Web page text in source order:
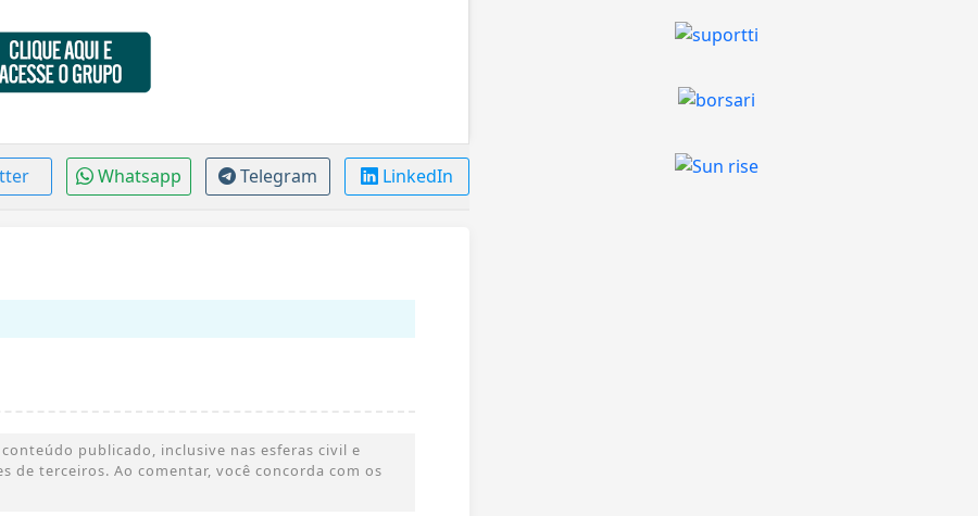
Whatsapp Telegram LinkedIn
publicado, inclusive nas esferas civil e
de terceiros. Ao comentar, você concorda com os